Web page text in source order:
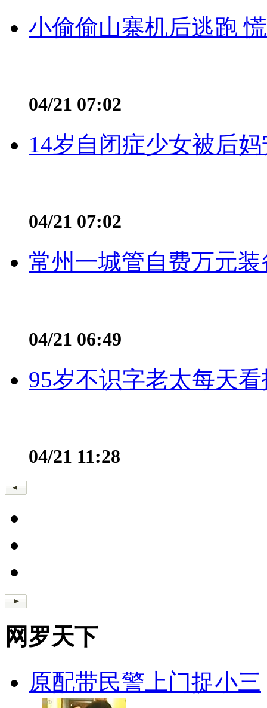
小偷偷山寨机后逃跑
04/21 07:02
14岁自闭症少女被后
04/21 07:02
常州一城管自费万元
04/21 06:49
95岁不识字老太每天
04/21 11:28
网罗天下
原配带民警上门捉小三